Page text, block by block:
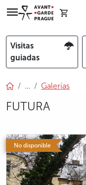
Visitas
guiadas
… Galerías
FUTURA
No disponible
photo 5
photo 6